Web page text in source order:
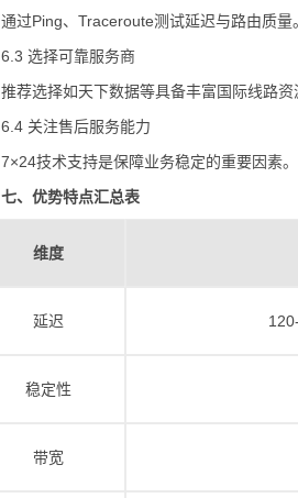
通过Ping、Traceroute测试延迟与路由质量。
6.3 选择可靠服务商
推荐选择如天下数据等具备丰富国际线路资
6.4 关注售后服务能力
7×24技术支持是保障业务稳定的重要因素。
七、优势特点汇总表
维度
延迟
稳定性
带宽